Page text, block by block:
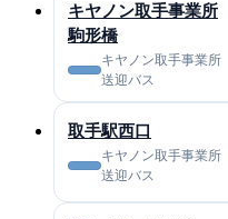
キヤノン取手事業所
駒形橋
キヤノン取手事業所
送迎バス
取手駅西口
キヤノン取手事業所
送迎バス